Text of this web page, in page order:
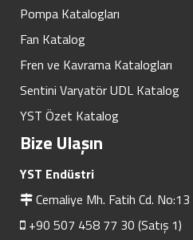
Pompa Katalogları
Fan Katalog
Fren ve Kavrama Katalogları
Sentini Varyatör UDL Katalog
YST Özet Katalog
Bize Ulaşın
YST Endüstri
Cemaliye Mh. Fatih Cd.
+90 507 458 77 30 (Satış 1)